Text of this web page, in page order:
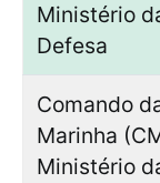
Ministério
Defesa
Comando
Marinha
Ministério